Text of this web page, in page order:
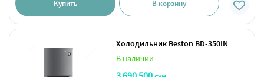
Купить В корзину
Холодильник Beston BD-350IN
В наличии